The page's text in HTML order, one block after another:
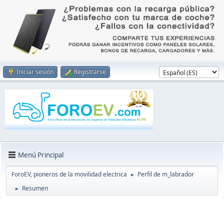
Iniciar sesión Registrarse
Menú Principal
ForoEV, pioneros de la movilidad electrica ► Perfil de m_labrador
► Resumen